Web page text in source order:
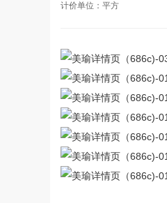
计价单位：平方